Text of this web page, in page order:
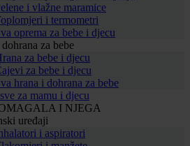
i vlažne maramice
i termometri
oprema za bebe i djecu
za bebe
za bebe i djecu
za bebe i djecu
hrana i dohrana za bebe
za mamu i djecu
I NJEGA
uređaji
i aspiratori